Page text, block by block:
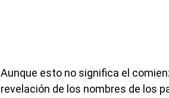
Aunque esto no significa el
revelación de los nombres de los